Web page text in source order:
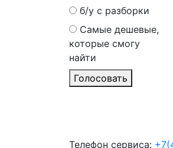
б/у с разборки
Самые дешевые,
которые смогу
найти
Голосовать
Телефон сервиса: